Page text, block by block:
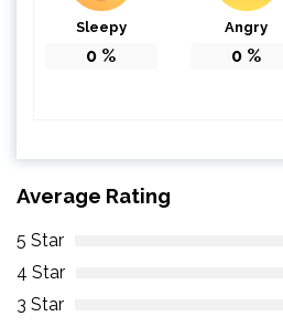
Sleepy
0 %
Angry
0 %
Average Rating
5 Star
4 Star
3 Star